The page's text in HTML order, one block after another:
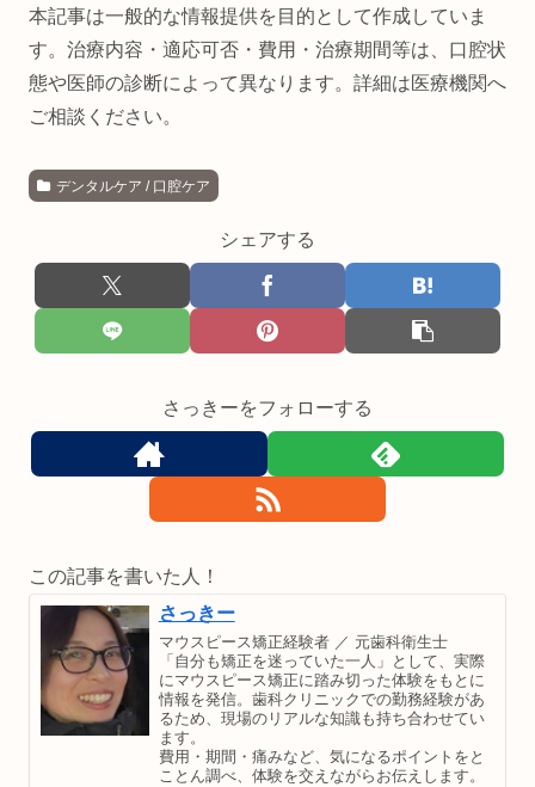
本記事は一般的な情報提供を目的として作成していま
す。治療内容・適応可否・費用・治療期間等は、口腔状
態や医師の診断によって異なります。詳細は医療機関へ
ご相談ください。
デンタルケア / 口腔ケア
シェアする
さっきーをフォローする
この記事を書いた人！
さっきー
マウスピース矯正経験者 ／ 元歯科衛生士
「自分も矯正を迷っていた一人」として、実際
にマウスピース矯正に踏み切った体験をもとに
情報を発信。歯科クリニックでの勤務経験があ
るため、現場のリアルな知識も持ち合わせてい
ます。
費用・期間・痛みなど、気になるポイントをと
ことん調べ、体験を交えながらお伝えします。